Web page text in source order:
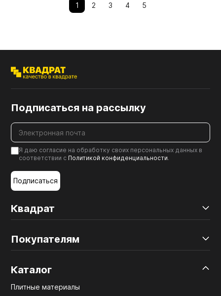
1 2 3 4 5
Квадрат
Покупателям
Каталог
Плитные материалы
Подписаться на рассылку
Я даю согласие на обработку своих персональных данных в
соответствии с Политикой конфиденциальности.
Подписаться